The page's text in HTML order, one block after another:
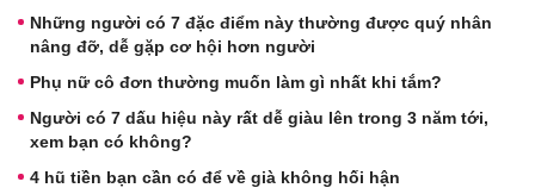
Những người có 7 đặc điểm này thường được quý nhân
nâng đỡ, dễ gặp cơ hội hơn người
Phụ nữ cô đơn thường muốn làm gì nhất khi tắm?
Người có 7 dấu hiệu này rất dễ giàu lên trong 3 năm tới,
xem bạn có không?
4 hũ tiền bạn cần có để về già không hối hận